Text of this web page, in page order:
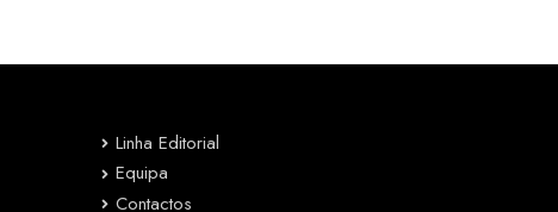
Linha Editorial
Equipa
Contactos